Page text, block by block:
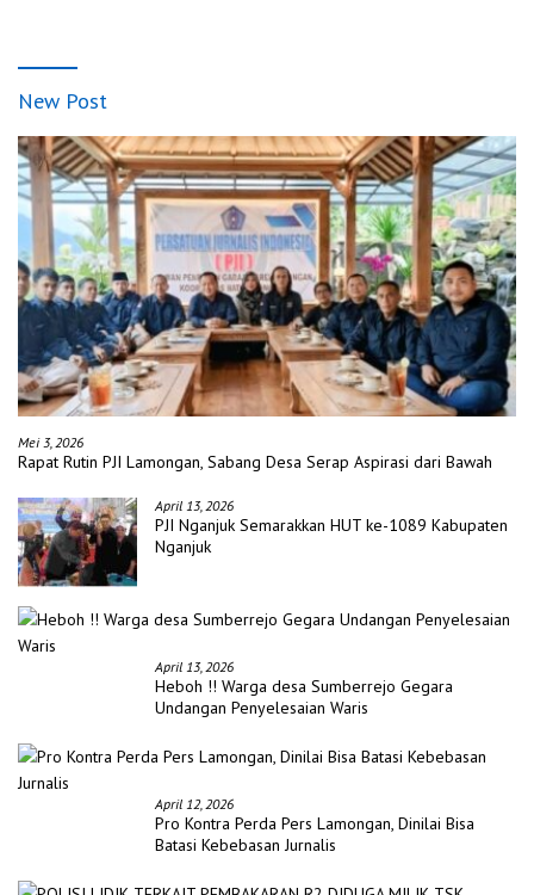
New Post
Mei 3, 2026
Rapat Rutin PJI Lamongan, Sabang Desa Serap Aspirasi dari Bawah
April 13, 2026
PJI Nganjuk Semarakkan HUT ke-1089 Kabupaten
Nganjuk
April 13, 2026
Heboh !! Warga desa Sumberrejo Gegara
Undangan Penyelesaian Waris
April 12, 2026
Pro Kontra Perda Pers Lamongan, Dinilai Bisa
Batasi Kebebasan Jurnalis